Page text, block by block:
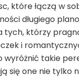
które łączą w
długiego
tych, którzy
i
takie
się one nie